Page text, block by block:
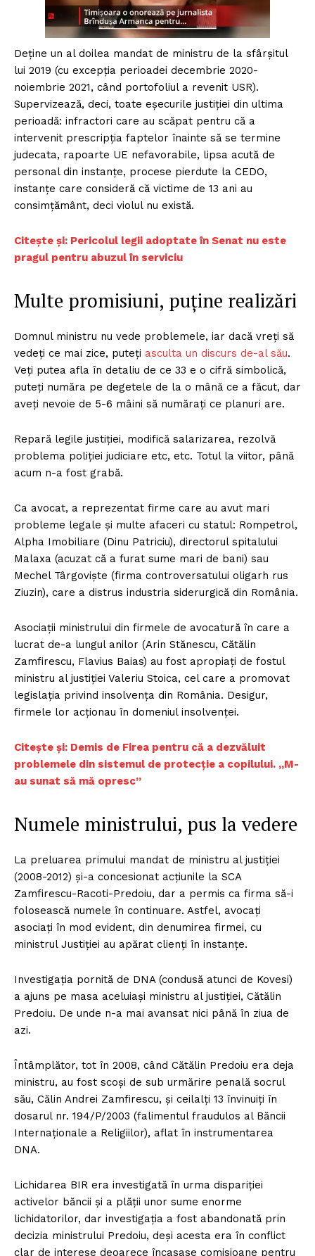
Deține un al doilea mandat de ministru de la sfârșitul
lui 2019 (cu excepția perioadei decembrie 2020-
noiembrie 2021, când portofoliul a revenit USR).
Supervizează, deci, toate eșecurile justiției din ultima
perioadă: infractori care au scăpat pentru că a
intervenit prescripția faptelor înainte să se termine
judecata, rapoarte UE nefavorabile, lipsa acută de
personal din instanțe, procese pierdute la CEDO,
instanțe care consideră că victime de 13 ani au
consimțământ, deci violul nu există.
Citește și: Pericolul legii adoptate în Senat nu este
pragul pentru abuzul în serviciu
Multe promisiuni, puține realizări
Domnul ministru nu vede problemele, iar dacă vreți să
vedeți ce mai zice, puteți asculta un discurs de-al său.
Veți putea afla în detaliu de ce 33 e o cifră simbolică,
puteți număra pe degetele de la o mână ce a făcut, dar
aveți nevoie de 5-6 mâini să numărați ce planuri are.
Repară legile justiției, modifică salarizarea, rezolvă
problema poliției judiciare etc, etc. Totul la viitor, până
acum n-a fost grabă.
Ca avocat, a reprezentat firme care au avut mari
probleme legale și multe afaceri cu statul: Rompetrol,
Alpha Imobiliare (Dinu Patriciu), directorul spitalului
Malaxa (acuzat că a furat sume mari de bani) sau
Mechel Târgoviște (firma controversatului oligarh rus
Ziuzin), care a distrus industria siderurgică din România.
Asociații ministrului din firmele de avocatură în care a
lucrat de-a lungul anilor (Arin Stănescu, Cătălin
Zamfirescu, Flavius Baias) au fost apropiați de fostul
ministru al justiției Valeriu Stoica, cel care a promovat
legislația privind insolvența din România. Desigur,
firmele lor acționau în domeniul insolvenței.
Citește și: Demis de Firea pentru că a dezvăluit
problemele din sistemul de protecție a copilului. „M-
au sunat să mă opresc”
Numele ministrului, pus la vedere
La preluarea primului mandat de ministru al justiției
(2008-2012) și-a concesionat acțiunile la SCA
Zamfirescu-Racoti-Predoiu, dar a permis ca firma să-i
folosească numele în continuare. Astfel, avocați
asociați în mod evident, din denumirea firmei, cu
ministrul Justiției au apărat clienți în instanțe.
Investigația pornită de DNA (condusă atunci de Kovesi)
a ajuns pe masa aceluiași ministru al justiției, Cătălin
Predoiu. De unde n-a mai avansat nici până în ziua de
azi.
Întâmplător, tot în 2008, când Cătălin Predoiu era deja
ministru, au fost scoși de sub urmărire penală socrul
său, Călin Andrei Zamfirescu, şi ceilalți 13 învinuiţi în
dosarul nr. 194/P/2003 (falimentul fraudulos al Băncii
Internaționale a Religiilor), aflat în instrumentarea
DNA.
Lichidarea BIR era investigată în urma dispariției
activelor băncii și a plății unor sume enorme
lichidatorilor, dar investigația a fost abandonată prin
decizia ministrului Predoiu, deși acesta era în conflict
clar de interese deoarece încasase comisioane pentru